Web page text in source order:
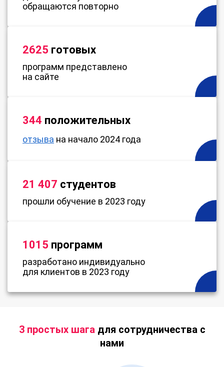
обращаются повторно
2625 готовых
программ представлено
на сайте
344 положительных
отзыва на начало 2024 года
21 407 студентов
прошли обучение в 2023 году
1015 программ
разработано индивидуально
для клиентов в 2023 году
3 простых шагадля сотрудничества с
нами